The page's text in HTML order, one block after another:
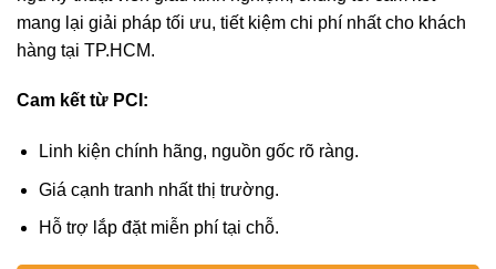
mang lại giải pháp tối ưu, tiết kiệm chi phí nhất cho khách
hàng tại TP.HCM.
Cam kết từ PCI:
Linh kiện chính hãng, nguồn gốc rõ ràng.
Giá cạnh tranh nhất thị trường.
Hỗ trợ lắp đặt miễn phí tại chỗ.